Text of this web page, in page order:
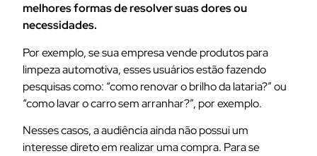
melhores formas de resolver suas dores ou
necessidades.
Por exemplo, se sua empresa vende produtos para
limpeza automotiva, esses usuários estão fazendo
pesquisas como: “como renovar o brilho da lataria?” ou
“como lavar o carro sem arranhar?”, por exemplo.
Nesses casos, a audiência ainda não possui um
interesse direto em realizar uma compra. Para se